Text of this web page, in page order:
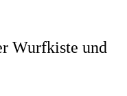
Wurfkiste und